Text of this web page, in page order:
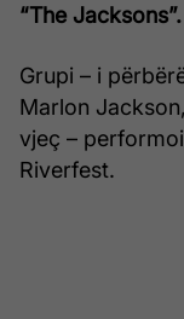
“The Jacksons”.
Grupi – i
Marlon
vjeç –
Riverfest.